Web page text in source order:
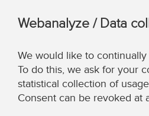
Webanalyze / Data
We would like to
To do this, we ask for your
statistical collection of
Consent can be revoked at